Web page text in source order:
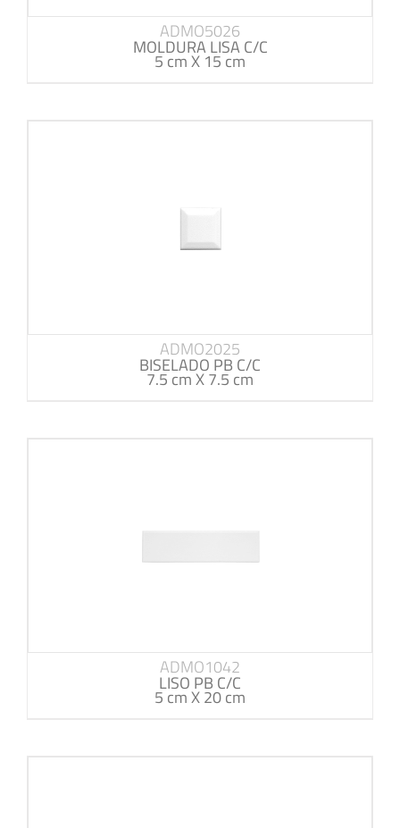
ADMO5026
MOLDURA LISA C/C
5 cm X 15 cm
ADMO2025
BISELADO PB C/C
7.5 cm X 7.5 cm
ADMO1042
LISO PB C/C
5 cm X 20 cm